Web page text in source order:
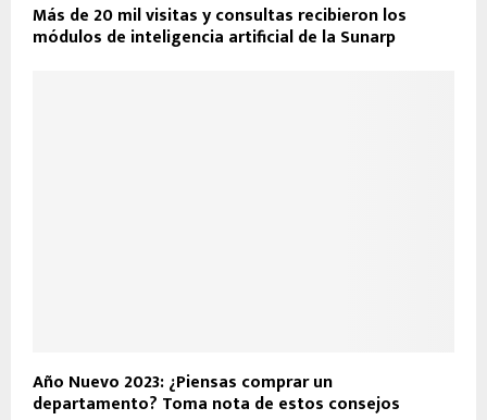
Más de 20 mil visitas y consultas recibieron los
módulos de inteligencia artificial de la Sunarp
Año Nuevo 2023: ¿Piensas comprar un
departamento? Toma nota de estos consejos